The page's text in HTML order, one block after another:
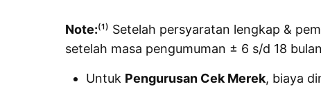
Note:⁽¹⁾ Setelah persyaratan lengkap &
setelah masa pengumuman ± 6 s/d 18
Untuk Pengurusan Cek Merek, biaya